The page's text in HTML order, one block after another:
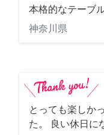
本格的なテーブ
神奈川県
とっても楽しか
た。 良い休日に